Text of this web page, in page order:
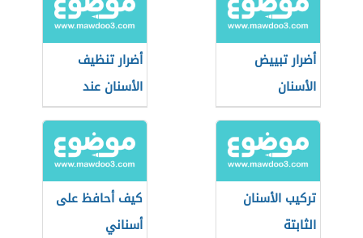
أضرار تبييض
الأسنان
أضرار تنظيف
الأسنان عند
الطبيب
تركيب الأسنان
الثابتة
كيف أحافظ على
أسناني